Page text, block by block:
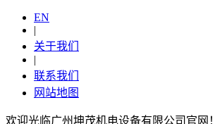
EN
|
关于我们
|
联系我们
网站地图
欢迎光临广州坤茂机电设备有限公司官网！